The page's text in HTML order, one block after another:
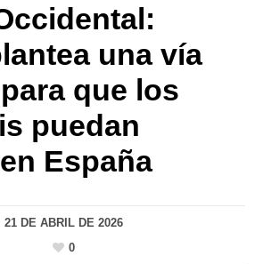
una vía
que los
puedan
España
21 DE ABRIL DE 2026
0